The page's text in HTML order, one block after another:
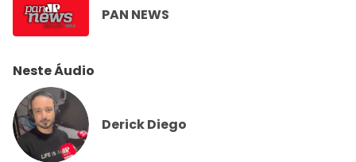
PAN NEWS
Neste Áudio
Derick Diego